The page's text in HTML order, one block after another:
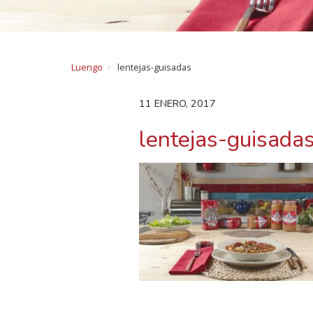
Luengo lentejas-guisadas
11 ENERO, 2017
lentejas-